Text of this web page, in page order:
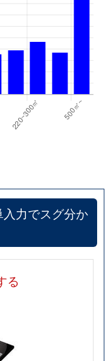
力でスグ分か
る